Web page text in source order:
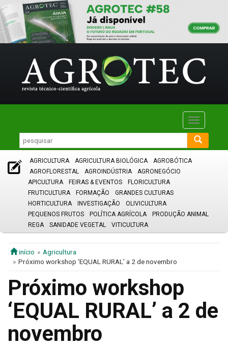
Toggle
AGRICULTURA AGRICULTURA BIOLÓGICA
AGROBÓTICA
AGROFLORESTAL
AGROINDÚSTRIA
AGRONEGÓCIO
APICULTURA
FEIRAS & EVENTOS
FLORICULTURA
FRUTICULTURA
FORMAÇÃO
GRANDES CULTURAS
HORTICULTURA
INVESTIGAÇÃO
OLIVICULTURA
PEQUENOS FRUTOS
POLÍTICA AGRÍCOLA
PRODUÇÃO ANIMAL
REGA
SANIDADE VEGETAL VITICULTURA
início
Agricultura
Próximo workshop ‘EQUAL RURAL’ a 2 de novembro
Próximo workshop
‘EQUAL RURAL’ a 2 de
novembro